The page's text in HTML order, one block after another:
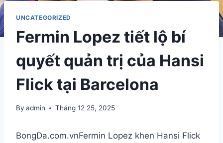
UNCATEGORIZED
Fermin Lopez tiết lộ bí
quyết quản trị của Hansi
Flick tại Barcelona
By admin Tháng 12 25, 2025
BongDa.com.vnFermin Lopez khen Hansi Flick